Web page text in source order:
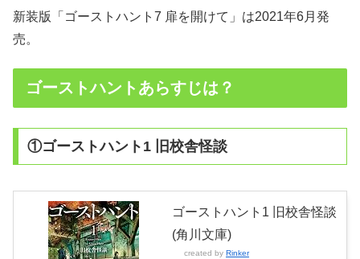
新装版「ゴーストハント7 扉を開けて」は2021年6月発
売。
ゴーストハントあらすじは？
①ゴーストハント1 旧校舎怪談
ゴーストハント1 旧校舎怪談
(角川文庫)
created by Rinker